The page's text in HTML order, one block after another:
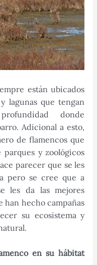
están ubicados
lagunas que tengan
donde
Adicional a esto,
de flamencos que
y zoológicos
parecer que se les
pero se cree que a
les da las mejores
han hecho campañas
su ecosistema y
en su hábitat